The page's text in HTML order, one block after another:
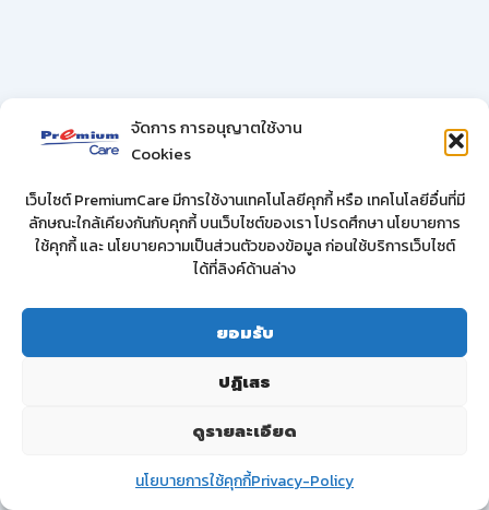
จัดการ การอนุญาตใช้งาน
Cookies
เว็บไซต์ PremiumCare มีการใช้งานเทคโนโลยีคุกกี้ หรือ เทคโนโลยีอื่นที่มี
ลักษณะใกล้เคียงกันกับคุกกี้ บนเว็บไซต์ของเรา โปรดศึกษา นโยบายการ
ใช้คุกกี้ และ นโยบายความเป็นส่วนตัวของข้อมูล ก่อนใช้บริการเว็บไซต์
ได้ที่ลิงค์ด้านล่าง
ยอมรับ
ปฏิเสธ
ดูรายละเอียด
นโยบายการใช้คุกกี้Privacy-Policy